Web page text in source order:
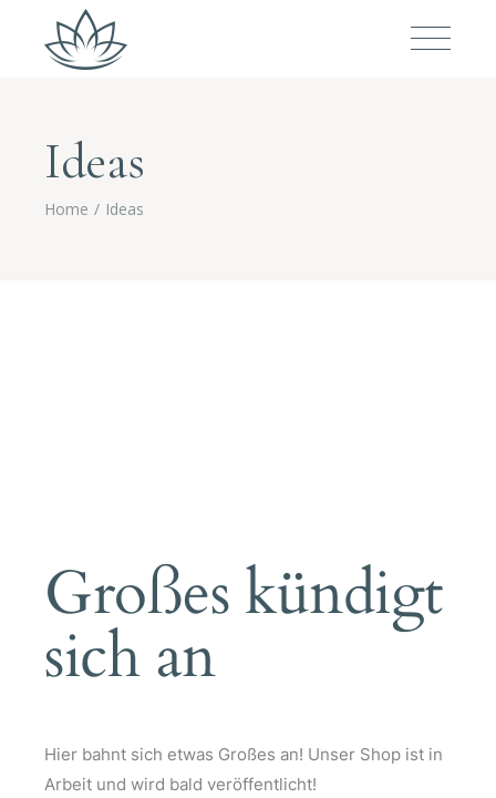
Ideas
Home Ideas
Großes kündigt
sich an
Hier bahnt sich etwas Großes an! Unser Shop ist in
Arbeit und wird bald veröffentlicht!